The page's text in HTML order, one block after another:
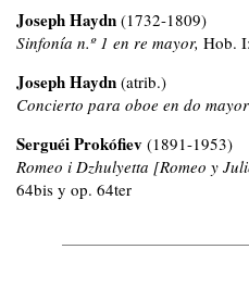
Joseph Haydn (1732-1809)
Sinfonía n.º 1 en re mayor, Hob.
Joseph Haydn (atrib.)
Concierto para oboe en do mayor
Serguéi Prokófiev (1891-1953)
Romeo i Dzhulyetta [Romeo y
64bis y op. 64ter